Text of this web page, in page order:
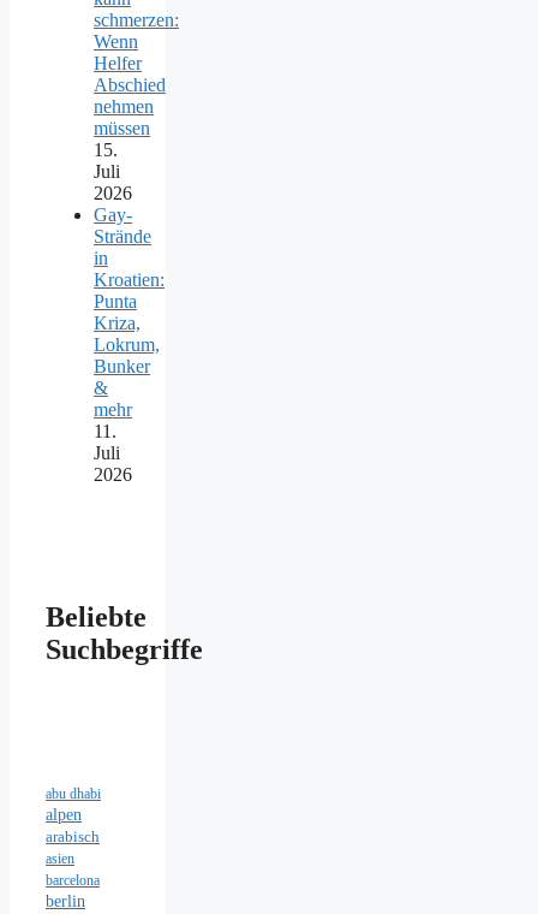
schmerzen:
Wenn
Helfer
Abschied
nehmen
müssen
15.
Juli
2026
Gay-
Strände
in
Kroatien:
Punta
Kriza,
Lokrum,
Bunker
&
mehr
11.
Juli
2026
Beliebte
Suchbegriffe
abu dhabi
alpen
arabisch
asien
barcelona
berlin